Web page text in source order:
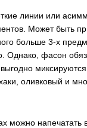
линии или
Может быть
больше 3-х
фасон
оливковый и
можно